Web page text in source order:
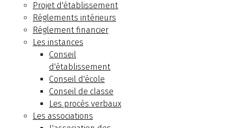
Projet d'établissement
Réglements intérieurs
Réglement financier
Les instances
Conseil
d'établissement
Conseil d'école
Conseil de classe
Les procès verbaux
Les associations